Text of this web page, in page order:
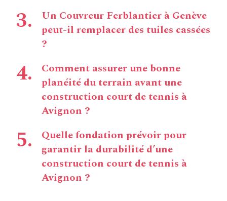
Un Couvreur Ferblantier à Genève
peut-il remplacer des tuiles cassées
?
Comment assurer une bonne
planéité du terrain avant une
construction court de tennis à
Avignon ?
Quelle fondation prévoir pour
garantir la durabilité d’une
construction court de tennis à
Avignon ?